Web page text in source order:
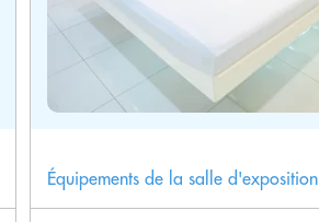
Équipements de la salle d'exposition